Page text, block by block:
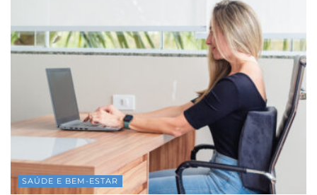
SAÚDE E BEM-ESTAR